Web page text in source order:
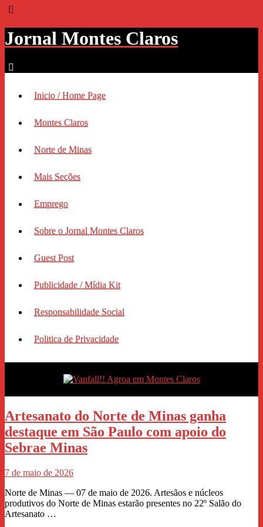
Jornal Montes Claros
Inicio / Home Page
Montes Claros
Norte de Minas
Mais Seções
Emprego
Sobre o Jornal Montes Claros
Guest Post
Publicidade / Mídia Kit
Responsabilidade Social
Politica de Privacidade
Artesanato do Norte de Minas ganha
destaque em São Paulo com apoio do
Sebrae Minas
7 de maio de 2026
Norte de Minas — 07 de maio de 2026. Artesãos e núcleos
produtivos do Norte de Minas estarão presentes no 22º Salão do
Artesanato …